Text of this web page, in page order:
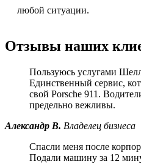
любой ситуации.
Отзывы наших
Пользуюсь услугами
Единственный сервис,
свой Porsche 911.
предельно вежливы.
Александр В. Владелец бизнеса
Спасли меня после
Подали машину за 12